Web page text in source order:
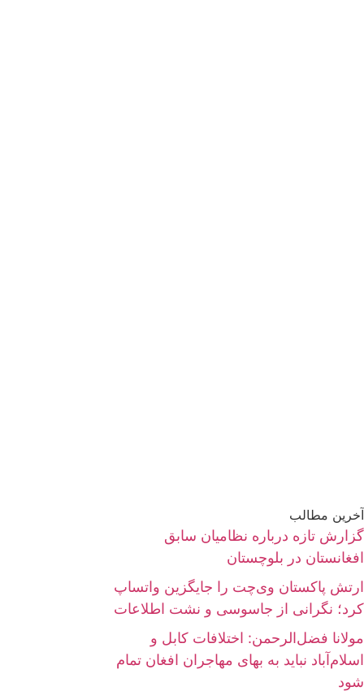
آخرین مطالب
گزارش تازه درباره نظامیان سابق
افغانستان در بلوچستان
ارتش پاکستان وی‌چت را جایگزین واتساپ
کرد؛ نگرانی از جاسوسی و نشت اطلاعات
مولانا فضل‌الرحمن: اختلافات کابل و
اسلام‌آباد نباید به بهای مهاجران افغان تمام
شود